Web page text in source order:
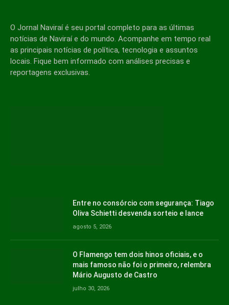
O Jornal Naviraí é seu portal completo para as últimas
notícias de Naviraí e do mundo. Acompanhe em tempo real
as principais notícias de política, tecnologia e assuntos
locais. Fique bem informado com análises precisas e
reportagens exclusivas.
Entre no consórcio com segurança: Tiago
Oliva Schietti desvenda sorteio e lance
agosto 5, 2026
O Flamengo tem dois hinos oficiais, e o
mais famoso não foi o primeiro, relembra
Mário Augusto de Castro
julho 30, 2026